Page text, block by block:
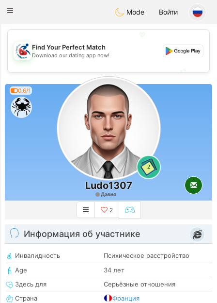
Handi Space
Toggle
Mode Войти
💖
💕
Find Your Perfect Match
Download our dating app now!
0.6/1
2
Ludo1307
Давно
2
Информация об участнике
Инвалидность
Психическое расстройство
Age
34 лет
Здесь для
Серьёзные отношения
Страна
Франция